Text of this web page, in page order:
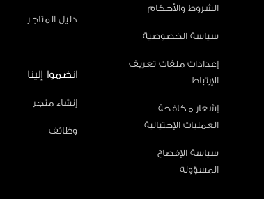
الشروط والأحكام
سياسة الخصوصية
إعدادات ملفات تعريف
الإرتباط
إشعار مكافحة
العمليات الإحتيالية
سياسة الإفصاح
المسؤولة
دليل المتاجر
انضموا إلينا
إنشاء متجر
وظائف